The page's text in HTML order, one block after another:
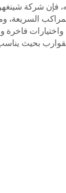
فإن شركة
السريعة،
فاخرة
بحيث